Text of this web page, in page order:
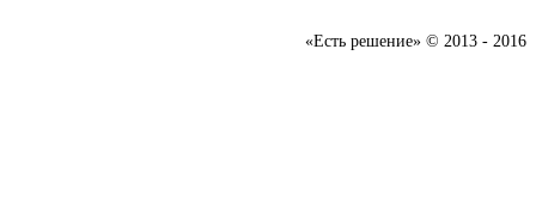
«Есть решение» © 2013 - 2016